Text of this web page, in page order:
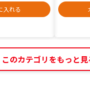
入れる
このカテゴリをもっと見